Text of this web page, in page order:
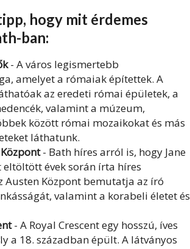
hogy mit érdemes
ban:
- A város legismertebb
amelyet a rómaiak építettek. A
az eredeti római épületek, a
valamint a múzeum,
között római mozaikokat és más
láthatunk.
- Bath híres arról is, hogy Jane
eltöltött évek során írta híres
Austen Központ bemutatja az író
valamint a korabeli életet és
- A Royal Crescent egy hosszú, íves
a 18. században épült. A látványos